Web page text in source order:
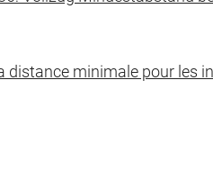
distance minimale pour les